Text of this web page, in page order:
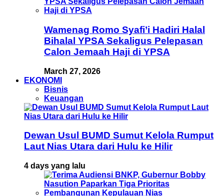
Wamenag Romo Syafi’i Hadiri Halal
Bihalal YPSA Sekaligus Pelepasan
Calon Jemaah Haji di YPSA
March 27, 2026
EKONOMI
Bisnis
Keuangan
Dewan Usul BUMD Sumut Kelola Rumput
Laut Nias Utara dari Hulu ke Hilir
4 days yang lalu